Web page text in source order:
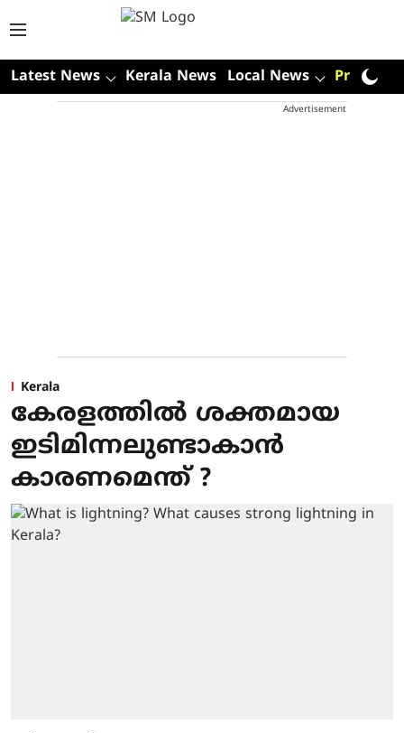
Latest News Kerala News Local News Premium
Advertisement
Kerala
കേരളത്തില്‍ ശക്തമായ
ഇടിമിന്നലുണ്ടാകാന്‍
കാരണമെന്ത് ?